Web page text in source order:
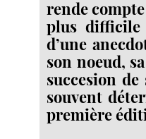
rende
plus difficile
d’une
son noeud,
succesion
souvent
première